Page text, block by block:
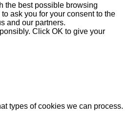
the best possible browsing
ask you for your consent to the
and our partners.
Click OK to give your
types of cookies we can process.